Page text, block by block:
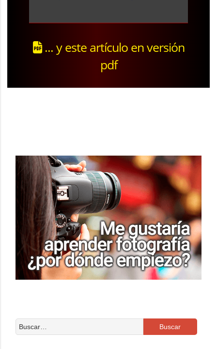
... y este artículo en versión
pdf